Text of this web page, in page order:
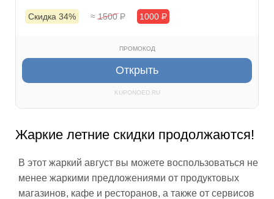
Скидка 34% ≈ 1500Р 1000 Р
ПРОМОКОД
Открыть
KUPONOED.RU
Жаркие летние скидки продолжаются!
В этот жаркий август вы можете воспользоваться не
менее жаркими предложениями от продуктовых
магазинов, кафе и ресторанов, а также от сервисов